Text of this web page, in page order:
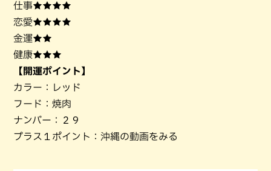
仕事★★★★
恋愛★★★★
金運★★
健康★★★
【開運ポイント】
カラー：レッド
フード：焼肉
ナンバー：２９
プラス１ポイント：沖縄の動画をみる